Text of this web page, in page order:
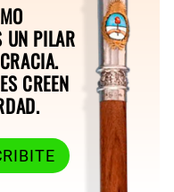
UN PILAR
CREEN